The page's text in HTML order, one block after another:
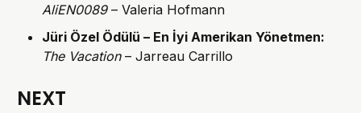
AliEN0089– Valeria Hofmann
Jüri Özel Ödülü – En İyi Amerikan Yönetmen:
The Vacation– Jarreau Carrillo
NEXT